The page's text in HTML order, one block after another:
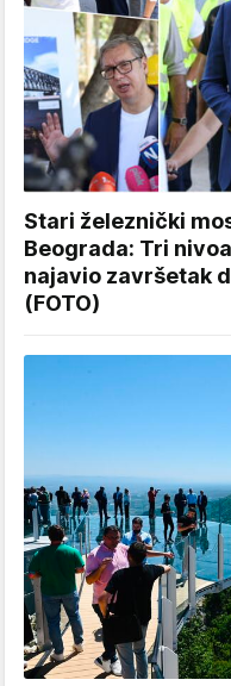
Stari železnički
Beograda: Tri
najavio završetak
(FOTO)